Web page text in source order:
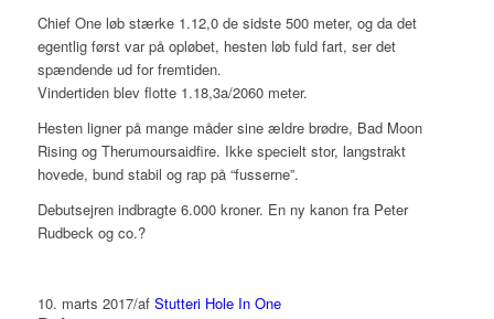
Chief One løb stærke 1.12,0 de sidste 500 meter, og da det
egentlig først var på opløbet, hesten løb fuld fart, ser det
spændende ud for fremtiden.
Vindertiden blev flotte 1.18,3a/2060 meter.
Hesten ligner på mange måder sine ældre brødre, Bad Moon
Rising og Therumoursaidfire. Ikke specielt stor, langstrakt
hovede, bund stabil og rap på “fusserne”.
Debutsejren indbragte 6.000 kroner. En ny kanon fra Peter
Rudbeck og co.?
10. marts 2017/af Stutteri Hole In One